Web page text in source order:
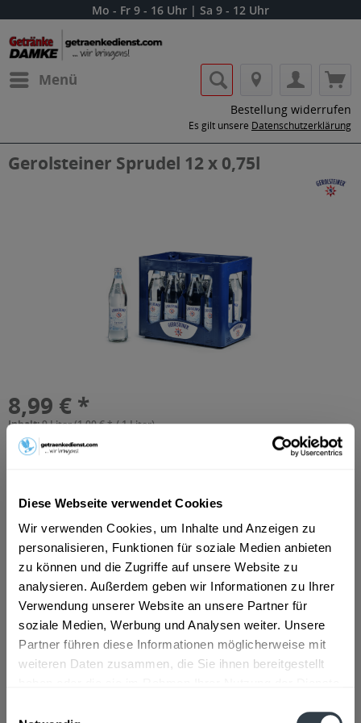
Diese Webseite verwendet Cookies
Wir verwenden Cookies, um Inhalte und Anzeigen zu
personalisieren, Funktionen für soziale Medien anbieten
zu können und die Zugriffe auf unsere Website zu
analysieren. Außerdem geben wir Informationen zu Ihrer
Verwendung unserer Website an unsere Partner für
soziale Medien, Werbung und Analysen weiter. Unsere
Partner führen diese Informationen möglicherweise mit
weiteren Daten zusammen, die Sie ihnen bereitgestellt
Mo - Fr 9 - 16 Uhr | Sa 9 - 12 Uhr
Menü
Bestellung widerrufen
Es gilt unsere Datenschutzerklärung
Gerolsteiner Sprudel 12 x 0,75l
8,99 € *
Inhalt:9 Liter (1,00 € * / 1 Liter)
inkl. MwSt. zzgl. Lieferkosten
Vorrätig
+3,30 € Pfand
In den Warenkorb
Hinzugefügt
Artikel-Nr.: 36135
Beschreibung
mehr
Mineralwasser, Kohlensäure